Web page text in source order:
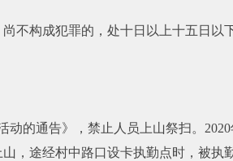
不构成犯罪的，处十日以上十五日
的通告》，禁止人员上山祭扫。
，途经村中路口设卡执勤点时，被执